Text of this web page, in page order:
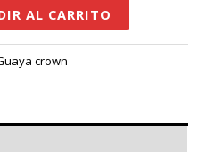
AL CARRITO
crown